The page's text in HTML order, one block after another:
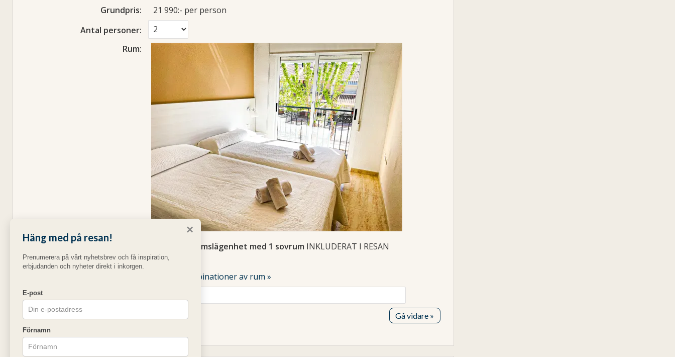
Grundpris:
21 990:- per person
Antal personer:
Rum:
1 x 2-rumslägenhet med 1 sovrum INKLUDERAT I RESAN
Visa fler kombinationer av rum »
×
Häng med på resan!
Prenumerera på vårt nyhetsbrev och få inspiration,
erbjudanden och nyheter direkt i inkorgen.
E-post
Förnamn